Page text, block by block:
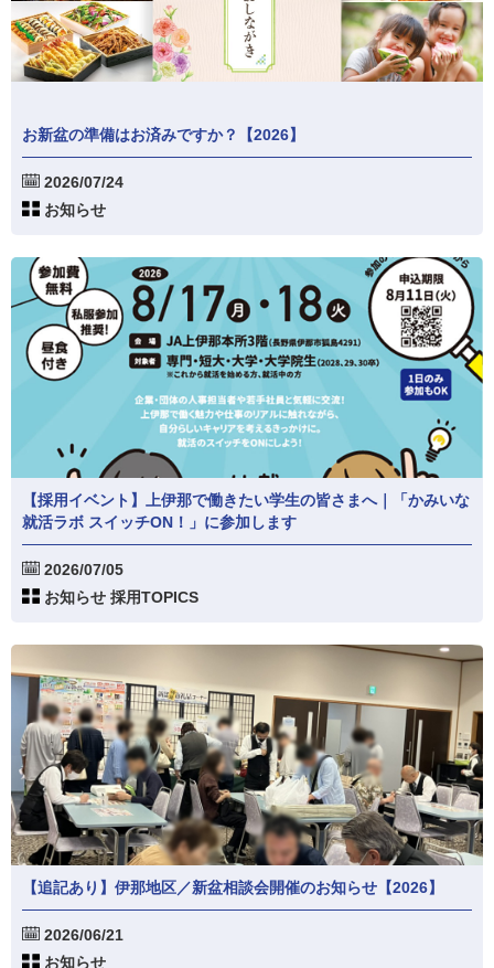
お新盆の準備はお済みですか？【2026】
2026/07/24
お知らせ
【採用イベント】上伊那で働きたい学生の皆さまへ｜「かみいな
就活ラボ スイッチON！」に参加します
2026/07/05
お知らせ 採用TOPICS
【追記あり】伊那地区／新盆相談会開催のお知らせ【2026】
2026/06/21
お知らせ